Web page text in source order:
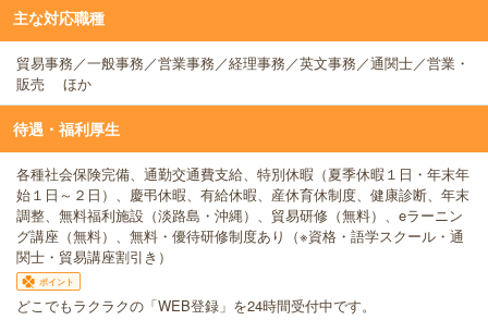
主な対応職種
貿易事務／一般事務／営業事務／経理事務／英文事務／通関士／営業・
販売 ほか
待遇・福利厚生
各種社会保険完備、通勤交通費支給、特別休暇（夏季休暇１日・年末年
始１日～２日）、慶弔休暇、有給休暇、産休育休制度、健康診断、年末
調整、無料福利施設（淡路島・沖縄）、貿易研修（無料）、eラーニン
グ講座（無料）、無料・優待研修制度あり（※資格・語学スクール・通
関士・貿易講座割引き）
ポイント
どこでもラクラクの「WEB登録」を24時間受付中です。